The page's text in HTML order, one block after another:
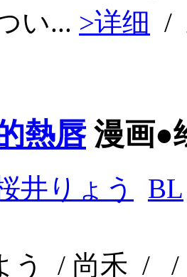
い... >详细 /
熱唇 漫画●
井りょう
BL
う / 尚禾 / /